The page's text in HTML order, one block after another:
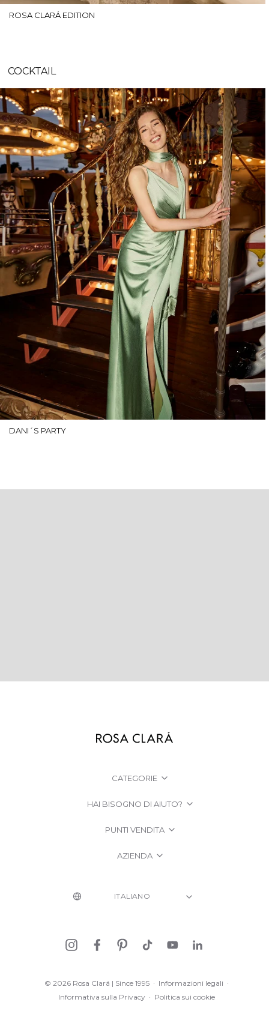
ROSA CLARÁ EDITION
COCKTAIL
DANI´S PARTY
CATEGORIE
HAI BISOGNO DI AIUTO?
PUNTI VENDITA
AZIENDA
© 2026 Rosa Clará | Since 1995 · Informazioni legali ·
Informativa sulla Privacy · Politica sui cookie